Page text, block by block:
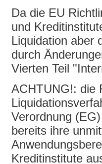
Da die EU
und
Liquidation aber
durch
Vierten Teil
ACHTUNG!: die
Verordnung
bereits ihre
Kreditinstitute